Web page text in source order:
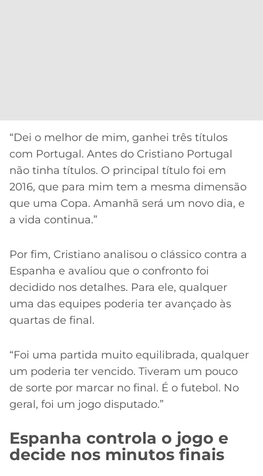
“Dei o melhor de mim, ganhei três títulos
com Portugal. Antes do Cristiano Portugal
não tinha títulos. O principal título foi em
2016, que para mim tem a mesma dimensão
que uma Copa. Amanhã será um novo dia, e
a vida continua.”
Por fim, Cristiano analisou o clássico contra a
Espanha e avaliou que o confronto foi
decidido nos detalhes. Para ele, qualquer
uma das equipes poderia ter avançado às
quartas de final.
“Foi uma partida muito equilibrada, qualquer
um poderia ter vencido. Tiveram um pouco
de sorte por marcar no final. É o futebol. No
geral, foi um jogo disputado.”
Espanha controla o jogo e
decide nos minutos finais